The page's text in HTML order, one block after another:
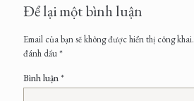
Để lại một bình luận
Email của bạn sẽ không được hiển thị công khai.
đánh dấu*
Bình luận *